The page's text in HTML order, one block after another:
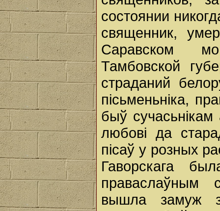
состоянии
священник,
Саравском
Тамбовской
страданий
пісьменьніка,
быў сучасьнікам
любові да
пісаў у розных
Гаворскага
праваслаўным
вышла замуж